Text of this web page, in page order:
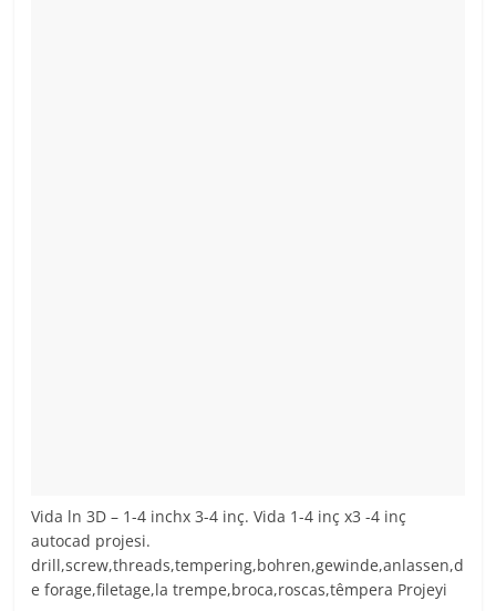
Vida ln 3D – 1-4 inchx 3-4 inç. Vida 1-4 inç x3 -4 inç
autocad projesi.
drill,screw,threads,tempering,bohren,gewinde,anlassen,d
e forage,filetage,la trempe,broca,roscas,têmpera Projeyi